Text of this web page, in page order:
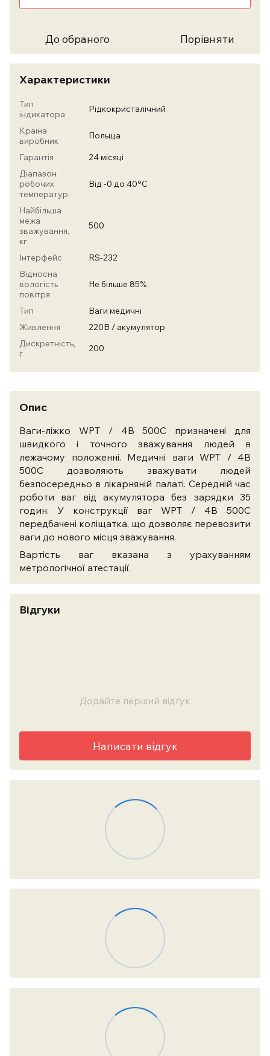
До обраного Порівняти
Характеристики
Тип
індикатора
Рідкокристалічний
Країна
виробник
Польща
Гарантія
24 місяці
Діапазон
робочих
температур
Від -0 до 40°С
Найбільша
межа
зважування,
кг
500
Інтерфейс
RS-232
Відносна
вологість
повітря
Не більше 85%
Тип
Ваги медичні
Живлення
220В / акумулятор
Дискретність,
г
200
Опис
Ваги-ліжко WPT / 4В 500С призначені для
швидкого і точного зважування людей в
лежачому положенні. Медичні ваги WPT / 4В
500С дозволяють зважувати людей
безпосередньо в лікарняній палаті. Середній час
роботи ваг від акумулятора без зарядки 35
годин. У конструкції ваг WPT / 4В 500С
передбачені коліщатка, що дозволяє перевозити
ваги до нового місця зважування.
Вартість ваг вказана з урахуванням
метрологічної атестації.
Відгуки
Додайте перший відгук
Написати відгук